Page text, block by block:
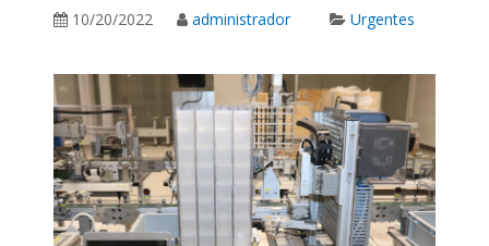
10/20/2022 administrador Urgentes